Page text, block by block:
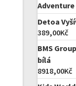
Adventure
Detoa
389,00Kč
BMS
bílá
8918,00Kč